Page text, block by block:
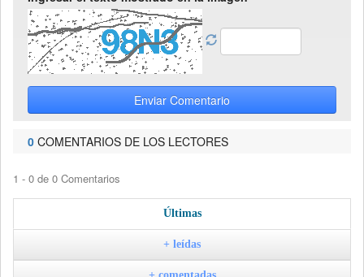
Enviar Comentario
0 COMENTARIOS DE LOS LECTORES
1 - 0 de 0 Comentarios
Últimas
+ leídas